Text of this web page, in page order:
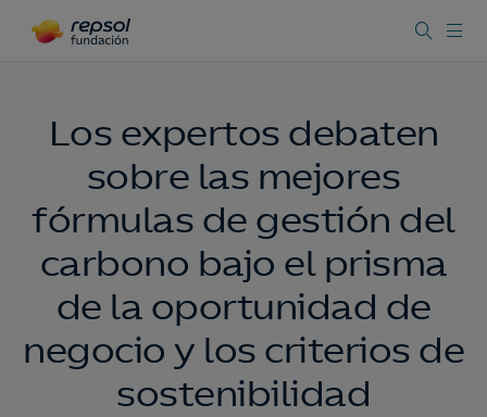
Los expertos debaten
sobre las mejores
fórmulas de gestión del
carbono bajo el prisma
de la oportunidad de
negocio y los criterios de
sostenibilidad